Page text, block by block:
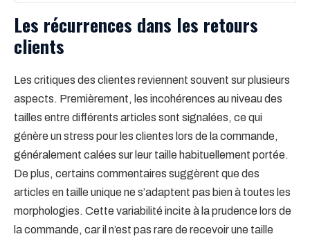
Les récurrences dans les retours
clients
Les critiques des clientes reviennent souvent sur plusieurs
aspects. Premièrement, les incohérences au niveau des
tailles entre différents articles sont signalées, ce qui
génère un stress pour les clientes lors de la commande,
généralement calées sur leur taille habituellement portée.
De plus, certains commentaires suggèrent que des
articles en taille unique ne s’adaptent pas bien à toutes les
morphologies. Cette variabilité incite à la prudence lors de
la commande, car il n’est pas rare de recevoir une taille